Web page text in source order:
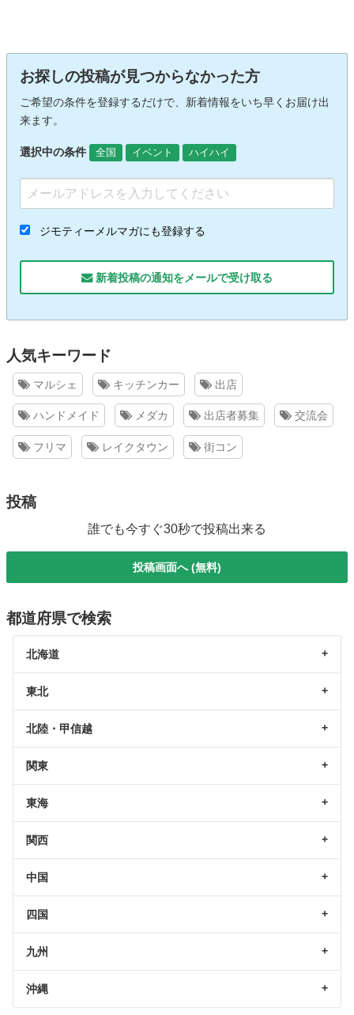
お探しの投稿が見つからなかった方
ご希望の条件を登録するだけで、新着情報をいち早くお届け出
来ます。
選択中の条件 全国 イベント ハイハイ
ジモティーメルマガにも登録する
新着投稿の通知をメールで受け取る
人気キーワード
マルシェ キッチンカー 出店
ハンドメイド メダカ 出店者募集 交流会
フリマ レイクタウン 街コン
投稿
誰でも今すぐ30秒で投稿出来る
投稿画面へ (無料)
都道府県で検索
北海道
東北
北陸・甲信越
関東
東海
関西
中国
四国
九州
沖縄